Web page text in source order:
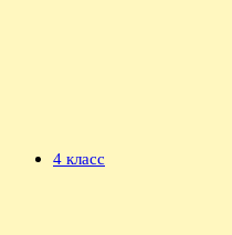
4 класс